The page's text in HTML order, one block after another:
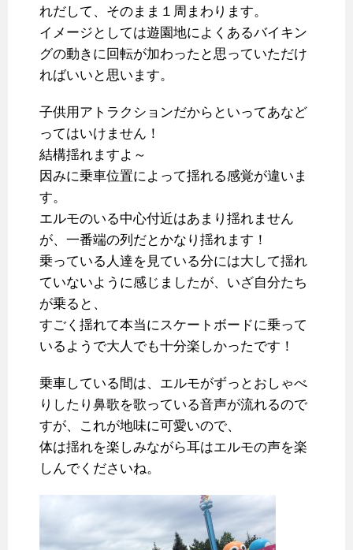
れだして、そのまま１周まわります。
イメージとしては遊園地によくあるバイキン
グの動きに回転が加わったと思っていただけ
ればいいと思います。
子供用アトラクションだからといってあなど
ってはいけません！
結構揺れますよ～
因みに乗車位置によって揺れる感覚が違いま
す。
エルモのいる中心付近はあまり揺れません
が、一番端の列だとかなり揺れます！
乗っている人達を見ている分には大して揺れ
ていないように感じましたが、いざ自分たち
が乗ると、
すごく揺れて本当にスケートボードに乗って
いるようで大人でも十分楽しかったです！
乗車している間は、エルモがずっとおしゃべ
りしたり鼻歌を歌っている音声が流れるので
すが、これが地味に可愛いので、
体は揺れを楽しみながら耳はエルモの声を楽
しんでくださいね。